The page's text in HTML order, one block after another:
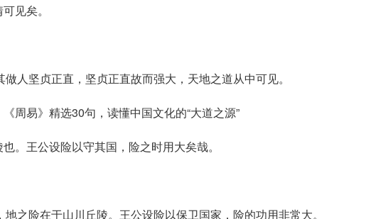
见矣。
做人坚贞正直，坚贞正直故而强大，天地之道从中可见。
。王公设险以守其国，险之时用大矣哉。
地之险在于山川丘陵。王公设险以保卫国家，险的功用非常大。